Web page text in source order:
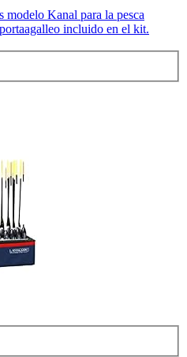
Kanal para la pesca
incluido en el kit.